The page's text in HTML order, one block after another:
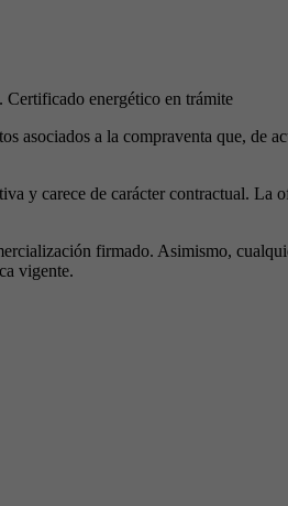
Certificado energético en trámite
a la compraventa que, de
y carece de carácter contractual.
firmado. Asimismo,
vigente.